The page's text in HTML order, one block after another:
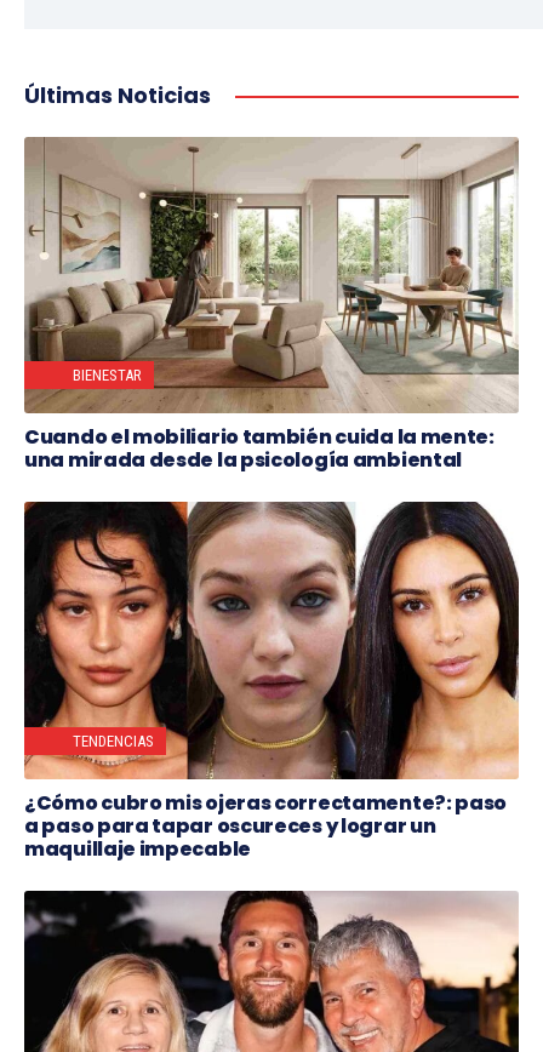
Últimas Noticias
BIENESTAR
Cuando el mobiliario también cuida la mente:
una mirada desde la psicología ambiental
TENDENCIAS
¿Cómo cubro mis ojeras correctamente?: paso
a paso para tapar oscureces y lograr un
maquillaje impecable